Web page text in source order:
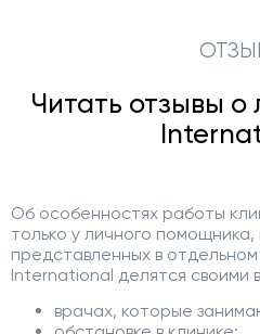
Читать отзывы о
Об особенностях работы
только у личного помощника,
представленных в
International делятся своими
врачах, которые